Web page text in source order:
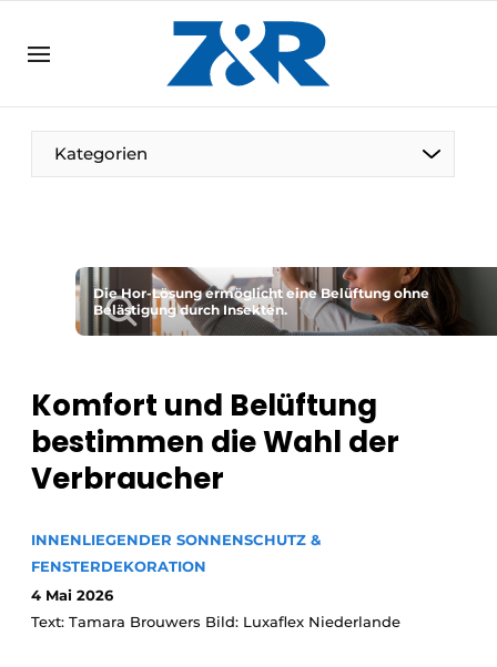
DE EN
DE
Kategorien
Die Hor-Lösung ermöglicht eine Belüftung ohne
Belästigung durch Insekten.
Komfort und Belüftung
bestimmen die Wahl der
Verbraucher
INNENLIEGENDER SONNENSCHUTZ &
FENSTERDEKORATION
4 Mai 2026
Text: Tamara Brouwers Bild: Luxaflex Niederlande